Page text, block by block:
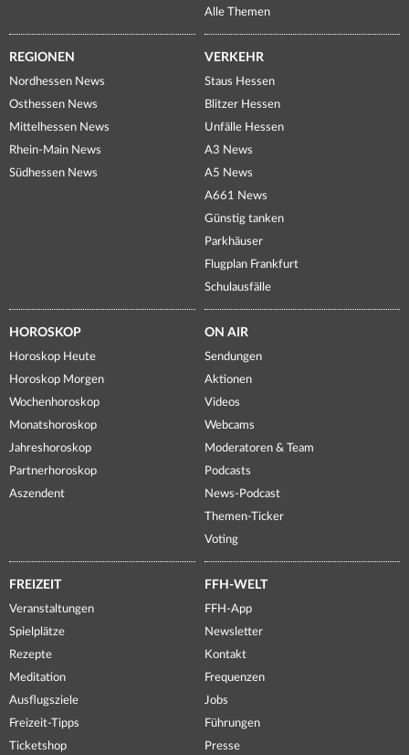
Alle Themen
REGIONEN
Nordhessen News
Osthessen News
Mittelhessen News
Rhein-Main News
Südhessen News
VERKEHR
Staus Hessen
Blitzer Hessen
Unfälle Hessen
A3 News
A5 News
A661 News
Günstig tanken
Parkhäuser
Flugplan Frankfurt
Schulausfälle
HOROSKOP
Horoskop Heute
Horoskop Morgen
Wochenhoroskop
Monatshoroskop
Jahreshoroskop
Partnerhoroskop
Aszendent
ON AIR
Sendungen
Aktionen
Videos
Webcams
Moderatoren & Team
Podcasts
News-Podcast
Themen-Ticker
Voting
FREIZEIT
Veranstaltungen
Spielplätze
Rezepte
Meditation
Ausflugsziele
Freizeit-Tipps
Ticketshop
FFH-WELT
FFH-App
Newsletter
Kontakt
Frequenzen
Jobs
Führungen
Presse